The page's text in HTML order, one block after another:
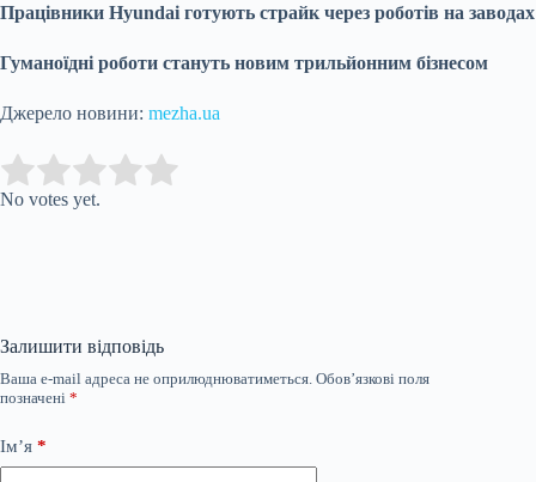
Працівники Hyundai готують страйк через роботів на заводах
Гуманоїдні роботи стануть новим трильйонним бізнесом
Джерело новини: mezha.ua
Rate this item:
No votes yet.
Залишити відповідь
Ваша e-mail адреса не оприлюднюватиметься. Обов’язкові поля
позначені *
Ім’я *